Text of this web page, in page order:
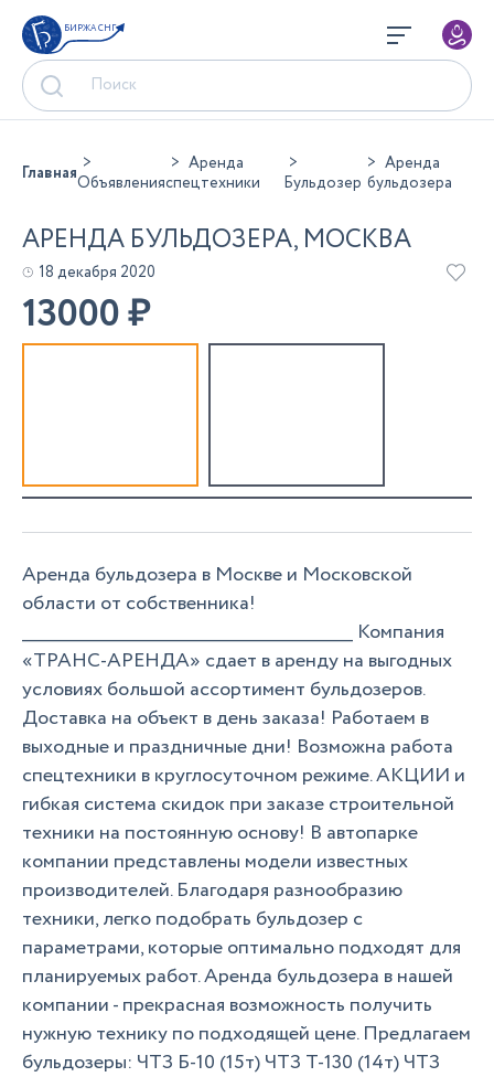
БИРЖА СНГ
ГлавнаяОбъявления
Аренда
спецтехники
Бульдозер
Аренда
бульдозера
АРЕНДА БУЛЬДОЗЕРА, МОСКВА
18 декабря 2020
13000₽
Аренда бульдозера в Москве и Московской
области от собственника!
__________________________________________________ Компания
«ТРАНС-АРЕНДА» сдает в аренду на выгодных
условиях большой ассортимент бульдозеров.
Доставка на объект в день заказа! Работаем в
выходные и праздничные дни! Возможна работа
спецтехники в круглосуточном режиме. АКЦИИ и
гибкая система скидок при заказе строительной
техники на постоянную основу! В автопарке
компании представлены модели известных
производителей. Благодаря разнообразию
техники, легко подобрать бульдозер с
параметрами, которые оптимально подходят для
планируемых работ. Аренда бульдозера в нашей
компании - прекрасная возможность получить
нужную технику по подходящей цене. Предлагаем
бульдозеры: ЧТЗ Б-10 (15т) ЧТЗ Т-130 (14т) ЧТЗ